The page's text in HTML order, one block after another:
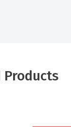
Products